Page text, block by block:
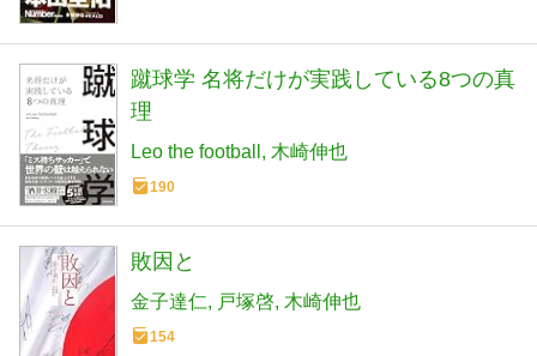
蹴球学 名将だけが実践している8つの真
理
Leo the football 木崎伸也
190
敗因と
金子達仁 戸塚啓 木崎伸也
154